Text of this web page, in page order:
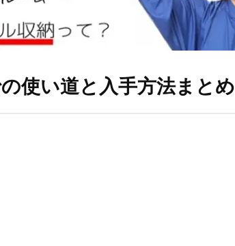
使い道と入手方法まとめ